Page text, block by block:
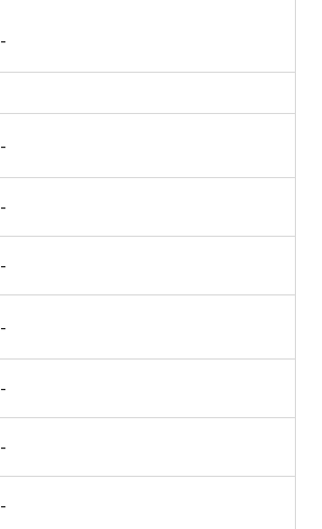
-
-
-
-
-
-
-
-